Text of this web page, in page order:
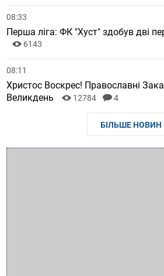
08:33
Перша ліга: ФК "Хуст" здобув дві
6143
08:11
Христос Воскрес! Православні
Великдень
12784 4
БІЛЬШЕ НОВИН